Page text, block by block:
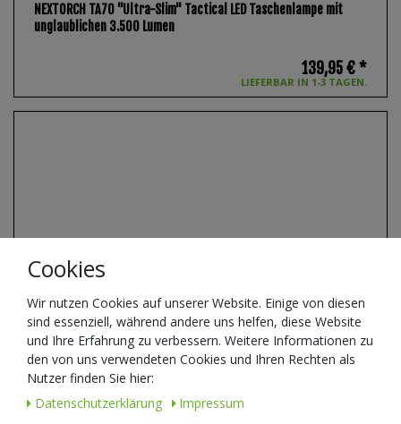
NEXTORCH TA70 "Ultra-Slim" Tactical LED Taschenlampe mit
unglaublichen 3.500 Lumen
LIEFERBAR IN 1-3 TAGEN.
139,95 € *
Cookies
Wir nutzen Cookies auf unserer Website. Einige von diesen
sind essenziell, während andere uns helfen, diese Website
und Ihre Erfahrung zu verbessern. Weitere Informationen zu
den von uns verwendeten Cookies und Ihren Rechten als
Nutzer finden Sie hier:
Daten­schutz­erklärung
Impressum